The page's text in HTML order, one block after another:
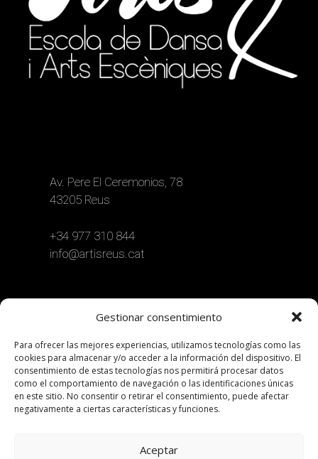
Gestionar consentimiento
Para ofrecer las mejores experiencias, utilizamos tecnologías como las
cookies para almacenar y/o acceder a la información del dispositivo. El
consentimiento de estas tecnologías nos permitirá procesar datos
como el comportamiento de navegación o las identificaciones únicas
en este sitio. No consentir o retirar el consentimiento, puede afectar
negativamente a ciertas características y funciones.
Aceptar
Av. Pere El Ceremonios, 78
43205 Reus
+34 977 310 844
info@artisreus.cat